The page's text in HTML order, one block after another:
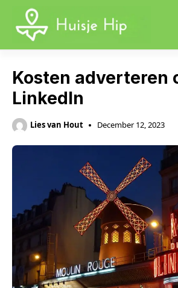
content
Kosten adverteren
LinkedIn
Lies van Hout December 12, 2023